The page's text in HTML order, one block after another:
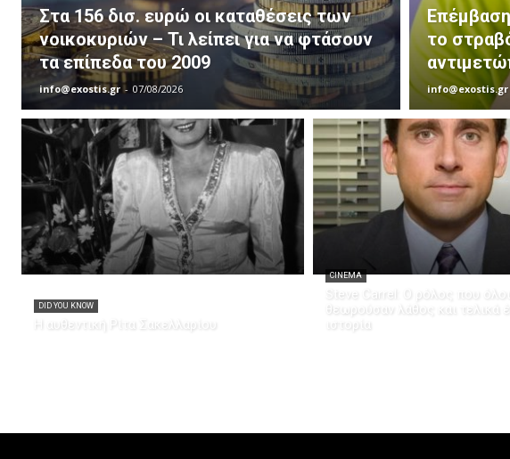
Στα 156 δισ. ευρώ οι καταθέσεις των
νοικοκυριών – Τι λείπει για να φτάσουν
τα επίπεδα του 2009
info@exostis.gr - 07/08/2026
το
info@exostis.gr
DID YOU KNOW
Η αυθεντική Ρίτα Σακελλαρίου
CINEMA
Steve Carrel: Ο ρόλος που όλοι
θεωρούσαν λάθος και τελικά